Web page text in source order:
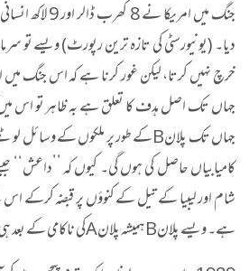
جنگ میں امریکا
دیا۔ (یونیورسٹی کی تازہ ترین رپورٹ) ویسے تو
خرچ نہیں کرتا، لیکن غور کرنا ہے کہ اس جنگ میں
جہاں تک اصل ہدف کا تعلق ہے بہ ظاہر تو اس میں
جہاں تک پلانBکے طور پر ملکوں کے وسائل
کامیابیاں حاصل کی ہوں گی۔ کیوں کہ
شام اور لیبیا کے تیل کے کنوؤں پر قبضہ کرکے
ہے۔ ویسے پلانBہمیشہ پلانAکی ناکامی کے بعد